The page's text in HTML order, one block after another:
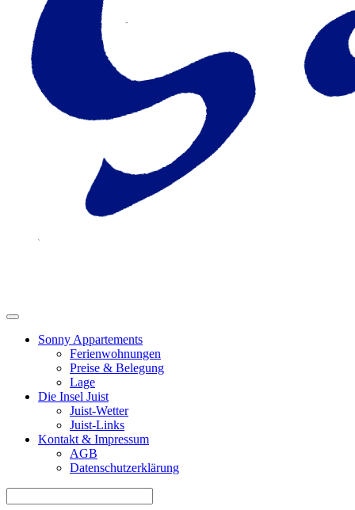
Sonny Appartements
Ferienwohnungen
Preise & Belegung
Lage
Die Insel Juist
Juist-Wetter
Juist-Links
Kontakt & Impressum
AGB
Datenschutzerklärung